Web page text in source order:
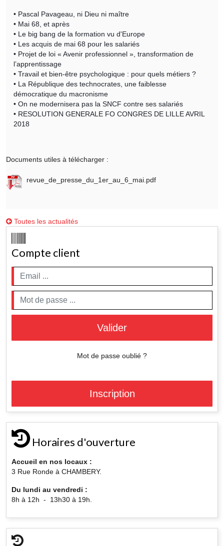
• Pascal Pavageau, ni Dieu ni maître
• Mai 68, et après
• Le big bang de la formation vu d'Europe
• Les acquis de mai 68 pour les salariés
• Projet de loi « Avenir professionnel », transformation de
l’apprentissage
• Travail et bien-être psychologique : pour quels métiers ?
• La République des technocrates, une faiblesse
démocratique du macronisme
• On ne modernisera pas la SNCF contre ses salariés
• RESOLUTION GENERALE FO CONGRES DE LILLE AVRIL
2018
Documents utiles à télécharger :
revue_de_presse_du_1er_au_6_mai.pdf
Toutes les actualités
Compte client
Valider
Mot de passe oublié ?
Inscription
Horaires d'ouverture
Accueil en nos locaux :
3 Rue Ronde à CHAMBERY.
Du lundi au vendredi :
8h à 12h - 13h30 à 19h.